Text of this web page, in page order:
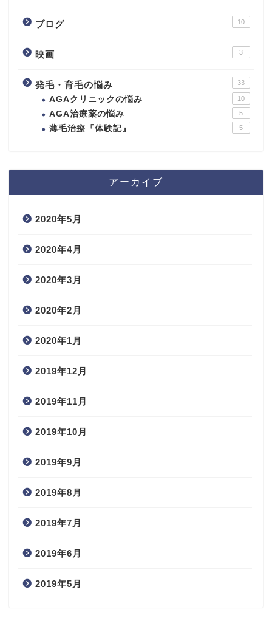
ブログ 10
映画 3
発毛・育毛の悩み 33
AGAクリニックの悩み 10
AGA治療薬の悩み 5
薄毛治療『体験記』 5
アーカイブ
2020年5月
2020年4月
2020年3月
2020年2月
2020年1月
2019年12月
2019年11月
2019年10月
2019年9月
2019年8月
2019年7月
2019年6月
2019年5月